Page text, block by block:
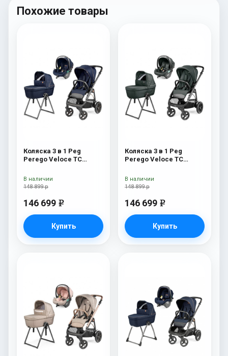
Похожие товары
Коляска 3 в 1 Peg
Perego Veloce TC
Shine New
148 899 р
146 699 e
Купить
В наличии
Коляска 3 в 1 Peg
Perego Veloce TC
New
148 899 р
146 699 e
Купить
В наличии